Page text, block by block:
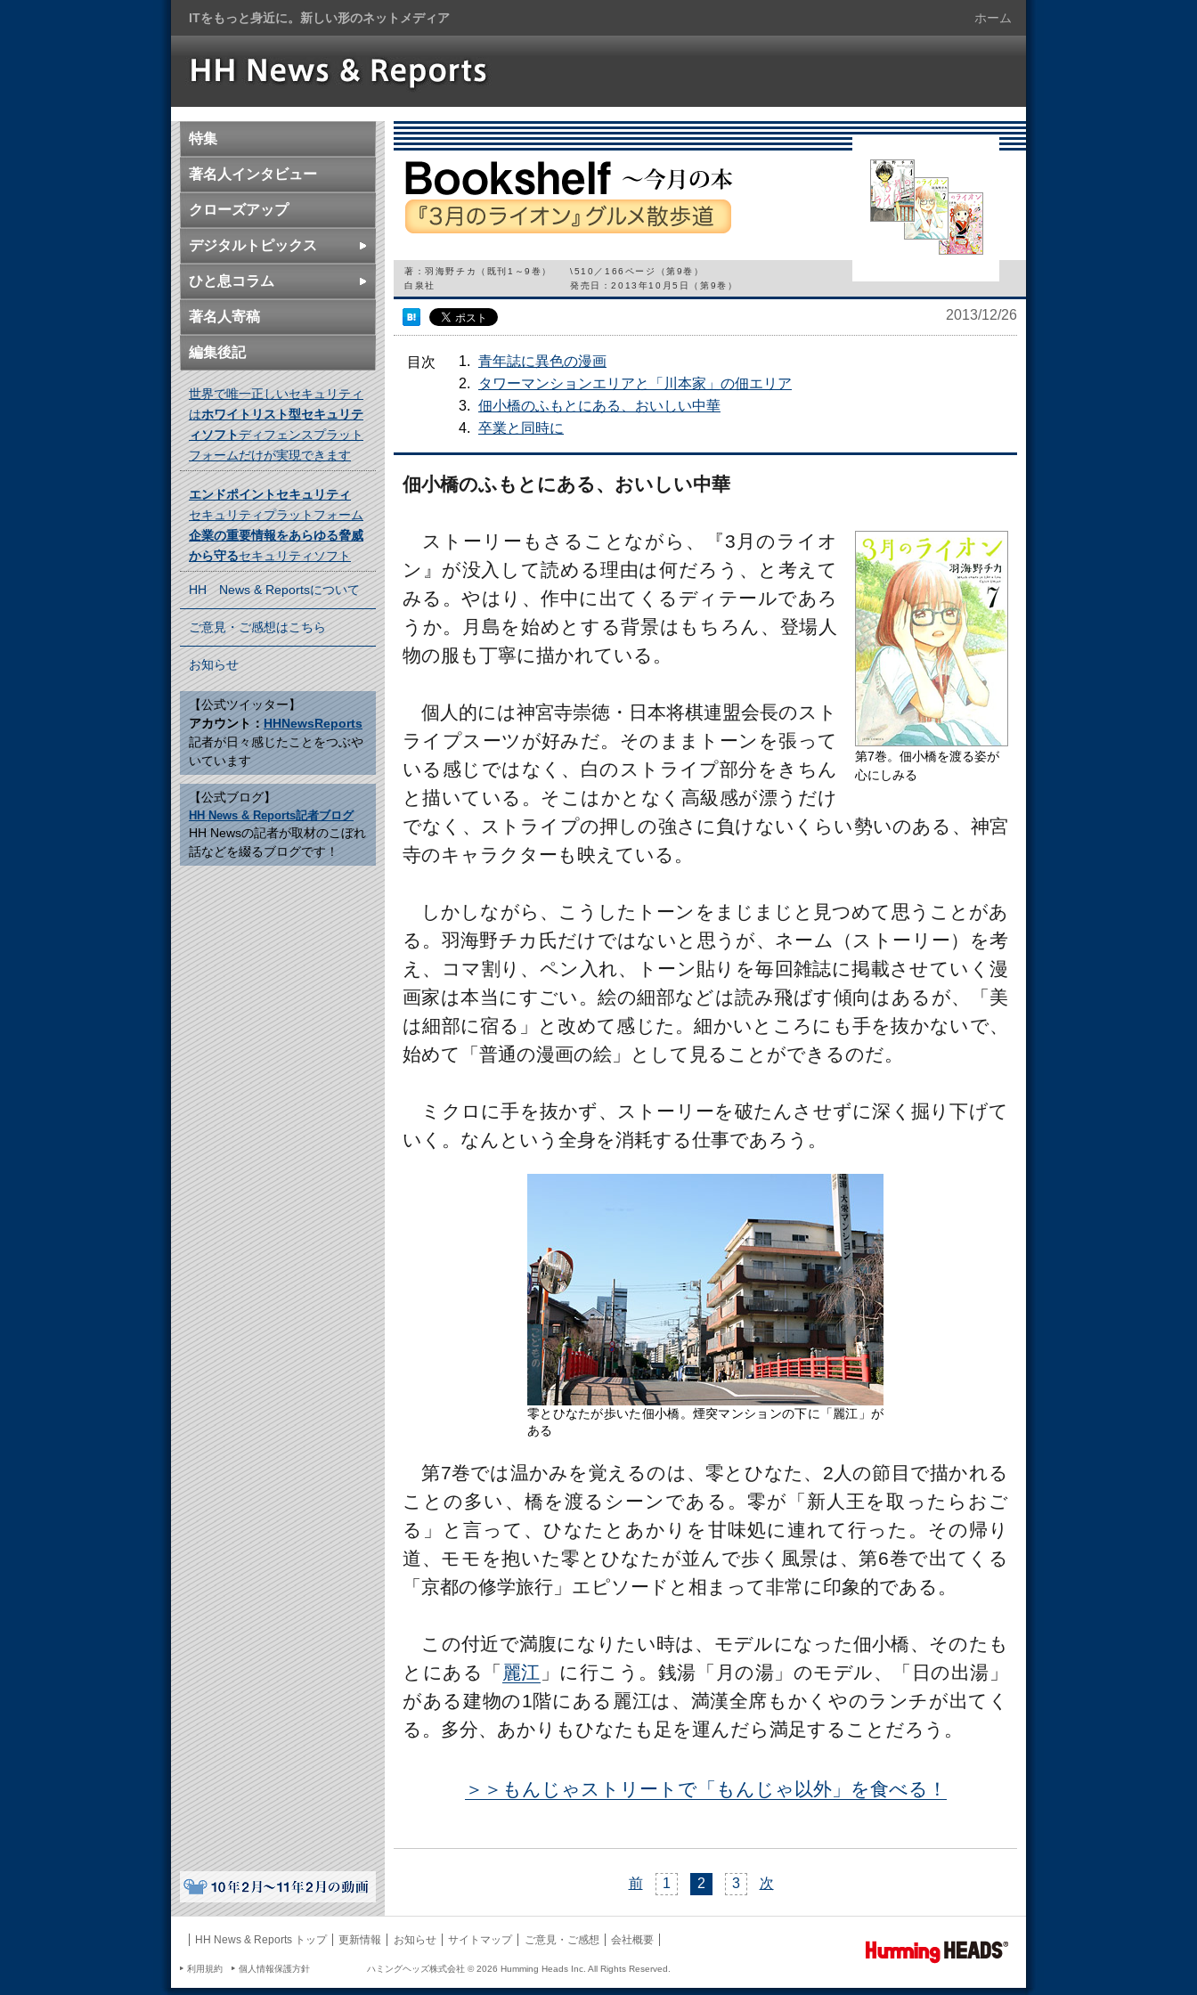
ITをもっと身近に。新しい形のネットメディア ホーム
特集
著名人インタビュー
クローズアップ
デジタルトピックス
ひと息コラム
著名人寄稿
編集後記
世界で唯一正しいセキュリティ
はホワイトリスト型セキュリテ
ィソフトディフェンスプラット
フォームだけが実現できます
エンドポイントセキュリティ
セキュリティプラットフォーム
企業の重要情報をあらゆる脅威
から守るセキュリティソフト
HH News & Reportsについて
ご意見・ご感想はこちら
お知らせ
【公式ツイッター】
アカウント： HHNewsReports
記者が日々感じたことをつぶや
いています
【公式ブログ】
HH News & Reports記者ブログ
HH Newsの記者が取材のこぼれ
話などを綴るブログです！
『3月のライオン』グルメ散歩道（1）
著：羽海野チカ（既刊1～9巻）
白泉社
\510／166ページ（第9巻）
発売日：2013年10月5日（第9巻）
2013/12/26
目次
青年誌に異色の漫画
タワーマンションエリアと「川本家」の佃エリア
佃小橋のふもとにある、おいしい中華
卒業と同時に
佃小橋のふもとにある、おいしい中華
第7巻。佃小橋を渡る姿が
心にしみる
ストーリーもさることながら、『3月のライオ
ン』が没入して読める理由は何だろう、と考えて
みる。やはり、作中に出てくるディテールであろ
うか。月島を始めとする背景はもちろん、登場人
物の服も丁寧に描かれている。
個人的には神宮寺崇徳・日本将棋連盟会長のスト
ライプスーツが好みだ。そのままトーンを張って
いる感じではなく、白のストライプ部分をきちん
と描いている。そこはかとなく高級感が漂うだけ
でなく、ストライプの押しの強さに負けないくらい勢いのある、神宮
寺のキャラクターも映えている。
しかしながら、こうしたトーンをまじまじと見つめて思うことがあ
る。羽海野チカ氏だけではないと思うが、ネーム（ストーリー）を考
え、コマ割り、ペン入れ、トーン貼りを毎回雑誌に掲載させていく漫
画家は本当にすごい。絵の細部などは読み飛ばす傾向はあるが、「美
は細部に宿る」と改めて感じた。細かいところにも手を抜かないで、
始めて「普通の漫画の絵」として見ることができるのだ。
ミクロに手を抜かず、ストーリーを破たんさせずに深く掘り下げて
いく。なんという全身を消耗する仕事であろう。
零とひなたが歩いた佃小橋。煙突マンションの下に「麗江」が
ある
第7巻では温かみを覚えるのは、零とひなた、2人の節目で描かれる
ことの多い、橋を渡るシーンである。零が「新人王を取ったらおご
る」と言って、ひなたとあかりを甘味処に連れて行った。その帰り
道、モモを抱いた零とひなたが並んで歩く風景は、第6巻で出てくる
「京都の修学旅行」エピソードと相まって非常に印象的である。
この付近で満腹になりたい時は、モデルになった佃小橋、そのたも
とにある「 麗江 」に行こう。銭湯「月の湯」のモデル、「日の出湯」
がある建物の1階にある麗江は、満漢全席もかくやのランチが出てく
る。多分、あかりもひなたも足を運んだら満足することだろう。
＞＞もんじゃストリートで「もんじゃ以外」を食べる！
前 1 2 3 次
HH News & Reports トップ 更新情報 お知らせ サイトマップ ご意見・ご感想 会社概要
利用規約 個人情報保護方針 ハミングヘッズ株式会社 ©2026 Humming Heads Inc. All Rights Reserved.